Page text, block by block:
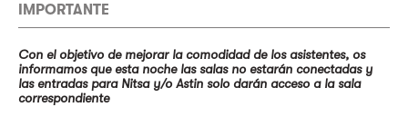
IMPORTANTE
Con el objetivo de mejorar la comodidad de los asistentes, os
informamos que esta noche las salas no estarán conectadas y
las entradas para Nitsa y/o Astin solo darán acceso a la sala
correspondiente